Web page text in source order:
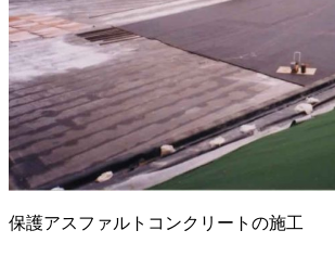
保護アスファルトコンクリートの施工